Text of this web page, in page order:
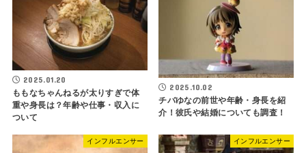
2025.01.20
ももなちゃんねるが太りすぎで体
重や身長は？年齢や仕事・収入に
ついて
2025.10.02
チバゆなの前世や年齢・身長を紹
介！彼氏や結婚についても調査！
インフルエンサー インフルエンサー